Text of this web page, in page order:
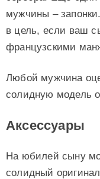
мужчины –
в цель, если ваш
французскими
Любой мужчина
солидную модель
Аксессуары
На юбилей сыну
солидный